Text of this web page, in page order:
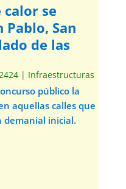
calor se
San
de las
| Infraestructuras
público la
aquellas calles que
demanial inicial.